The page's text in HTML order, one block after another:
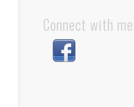
Connect with me